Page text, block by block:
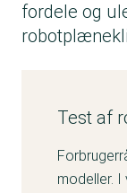
fordele og
Test af
modeller.